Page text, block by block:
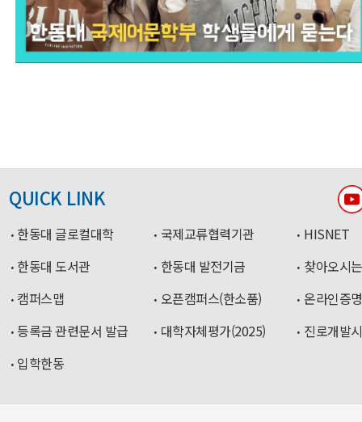
QUICK LINK
한동대 글로컬대학 국제교류협력기관
HISNET
한동대 도서관
한동대 발전기금
찾아오시
캠퍼스맵
오픈캠퍼스(한소품)
온라인증
등록금 관련문서 발급
대학자체평가(2025)
진로개발
입학한동